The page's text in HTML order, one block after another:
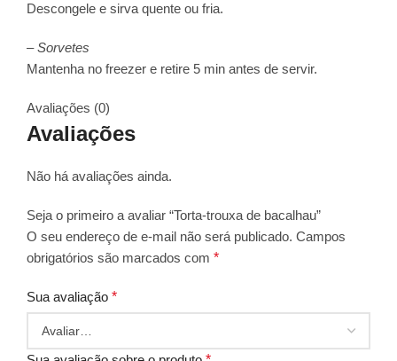
Descongele e sirva quente ou fria.
– Sorvetes
Mantenha no freezer e retire 5 min antes de servir.
Avaliações (0)
Avaliações
Não há avaliações ainda.
Seja o primeiro a avaliar “Torta-trouxa de bacalhau”
O seu endereço de e-mail não será publicado. Campos
obrigatórios são marcados com *
Sua avaliação *